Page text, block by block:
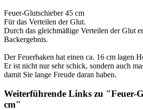
Feuer-Glutschieber 45 cm
Für das Verteilen der Glut.
Durch das gleichmäßige Verteilen der Glut
Backergebnis.
Der Feuerhaken hat einen ca. 16 cm lagen
Er ist nicht nur sehr schick, sondern auch
damit Sie lange Freude daran haben.
Weiterführende Links zu "Feuer-
cm"